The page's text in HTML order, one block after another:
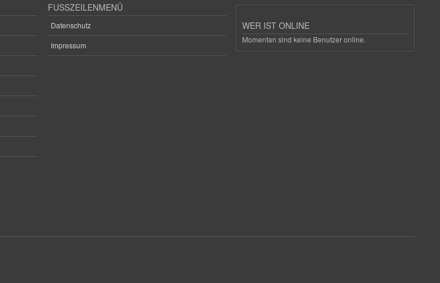
FUSSZEILENMENÜ
Datenschutz
Impressum
WER IST ONLINE
Momentan sind keine Benutzer online.